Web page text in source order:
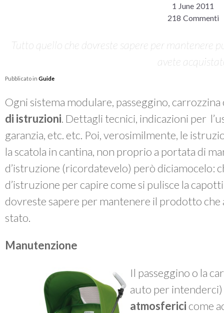
1 June 2011
218 Commenti
Tutto quello che dovreste sapere per mantenere
avete
Pubblicato in Guide
Ogni sistema modulare, passeggino,
di istruzioni. Dettagli tecnici, indicazioni per
garanzia, etc. etc. Poi, verosimilmente, le
la scatola in cantina, non proprio a portata di
d’istruzione (ricordatevelo) però diciamocelo:
d’istruzione per capire come si pulisce la
dovreste sapere per mantenere il prodotto
stato.
Manutenzione
Il passeggino o la
auto per
atmosferici come